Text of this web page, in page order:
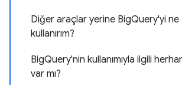
Diğer araçlar yerine BigQuery'yi ne
kullanırım?
BigQuery'nin kullanımıyla ilgili
var mı?